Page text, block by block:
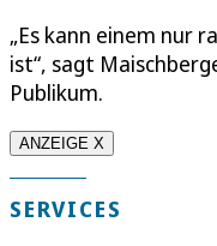
„Es kann einem nur
ist“, sagt
Publikum.
ANZEIGE X
SERVICES